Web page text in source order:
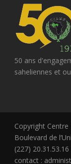
50 ans
saheliennes et
Copyright Centre
Boulevard de
(227)
contact :